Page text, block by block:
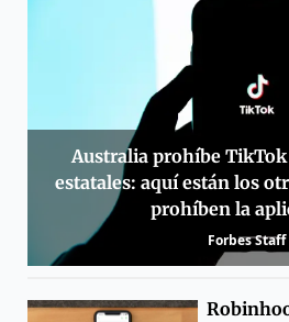
Australia prohíbe
estatales: aquí están los
prohíben la
Forbes Staff